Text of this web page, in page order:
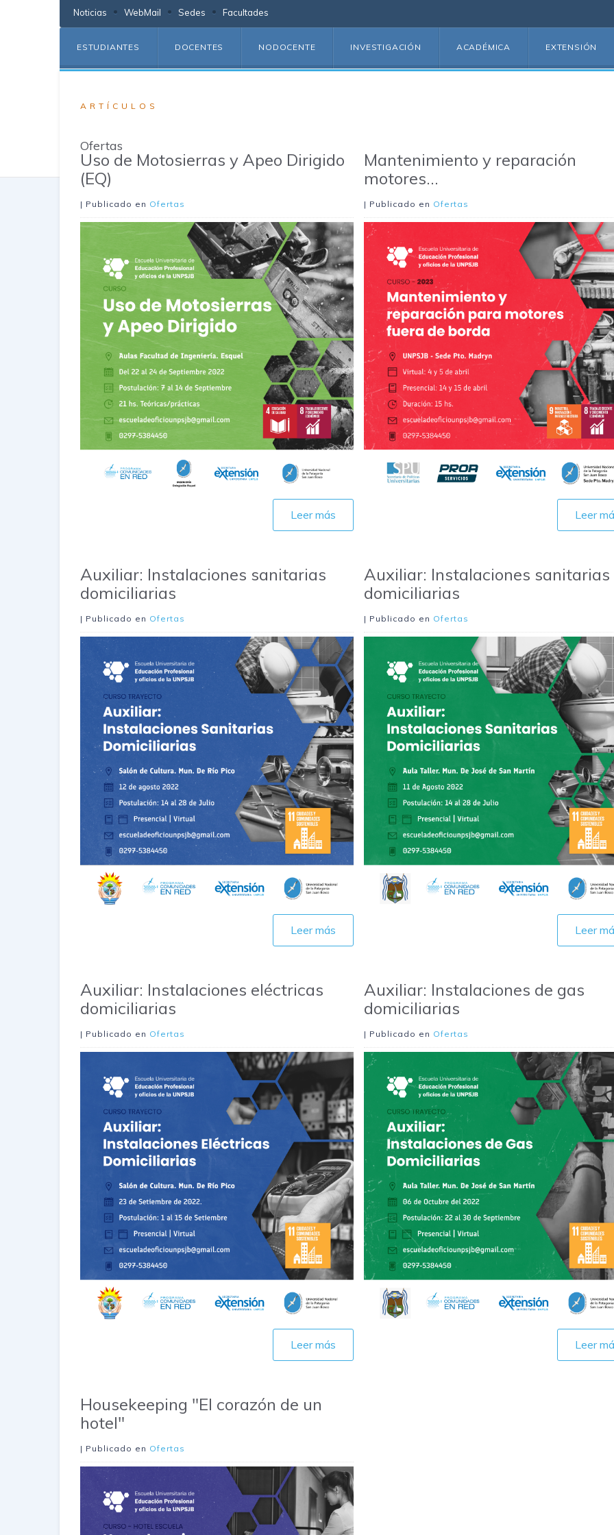
Noticias WebMail Sedes Facultades
ESTUDIANTES DOCENTES NODOCENTE INVESTIGACIÓN ACADÉMICA EXTENSIÓN
ARTÍCULOS
Ofertas
Uso de Motosierras y Apeo Dirigido
(EQ)
| Publicado en Ofertas
Leer más
Auxiliar: Instalaciones sanitarias
domiciliarias
| Publicado en Ofertas
Leer más
Auxiliar: Instalaciones eléctricas
domiciliarias
| Publicado en Ofertas
Leer más
Housekeeping "El corazón de un
hotel"
| Publicado en Ofertas
Mantenimiento y reparación
motores...
| Publicado en Ofertas
Leer
Auxiliar: Instalaciones sanitarias
domiciliarias
| Publicado en Ofertas
Leer
Auxiliar: Instalaciones de gas
domiciliarias
| Publicado en Ofertas
Leer